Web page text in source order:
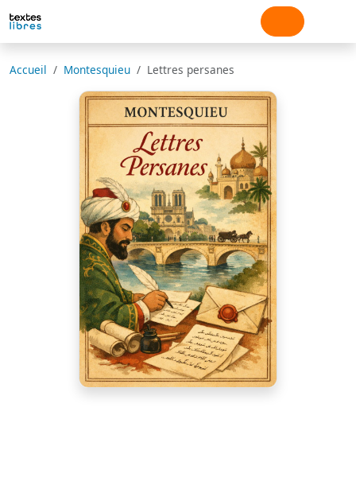
Accueil Montesquieu Lettres persanes